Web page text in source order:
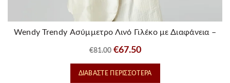
Wendy Trendy Ασύμμετρο Λινό Γιλέκο με Διαφάνεια –
€81.00 Original
price
was:
€67.50Η
τρέχουσα
τιμή
ΔΙΑΒΆΣΤΕ ΠΕΡΙΣΣΌΤΕΡΑ